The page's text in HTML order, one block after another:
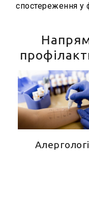
спостереження у